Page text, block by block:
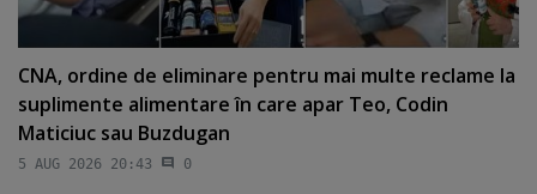
CNA, ordine de eliminare pentru mai multe reclame la
suplimente alimentare în care apar Teo, Codin
Maticiuc sau Buzdugan
5 AUG 2026 20:43 0